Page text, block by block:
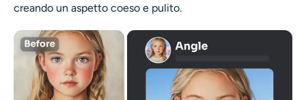
creando un aspetto coeso e pulito.